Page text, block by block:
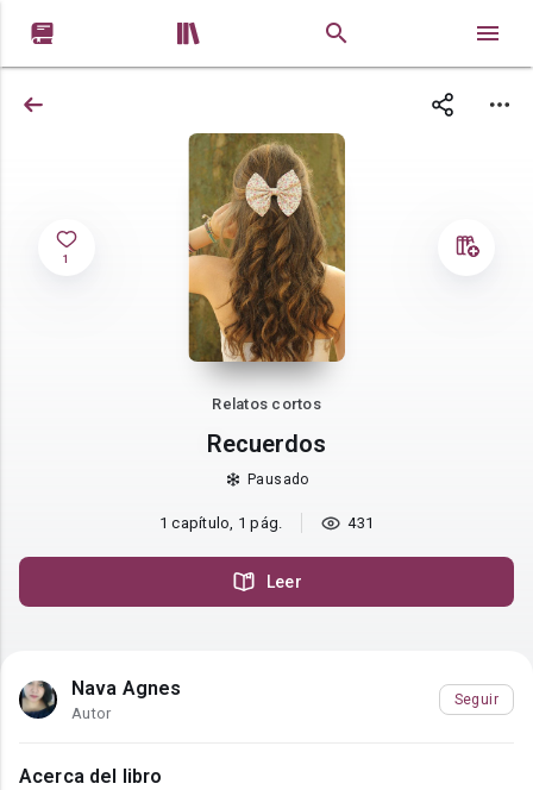
 
1
Relatos cortos
Recuerdos
Pausado
1 capítulo, 1 pág. 431
Leer
Nava Agnes
Autor
Seguir
Acerca del libro